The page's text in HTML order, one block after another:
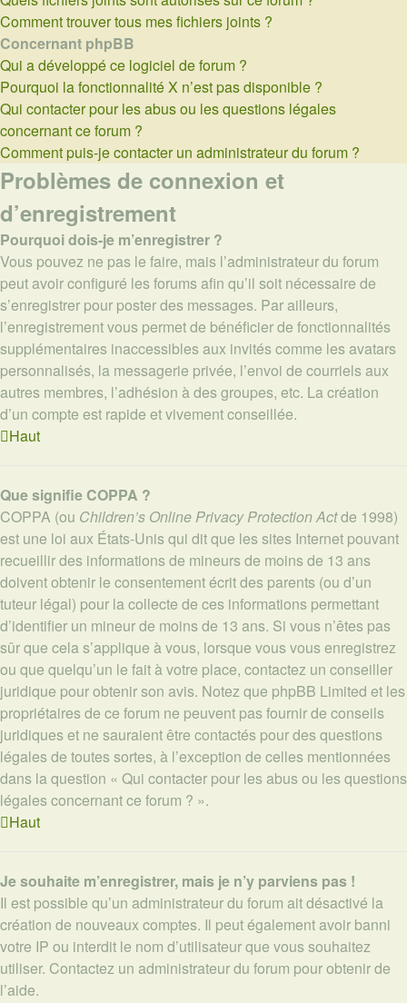
Comment trouver tous mes fichiers joints ?
Concernant phpBB
Qui a développé ce logiciel de forum ?
Pourquoi la fonctionnalité X n’est pas disponible ?
Qui contacter pour les abus ou les questions légales
concernant ce forum ?
Comment puis-je contacter un administrateur du forum ?
Problèmes de connexion et
d’enregistrement
Pourquoi dois-je m’enregistrer ?
Vous pouvez ne pas le faire, mais l’administrateur du forum
peut avoir configuré les forums afin qu’il soit nécessaire de
s’enregistrer pour poster des messages. Par ailleurs,
l’enregistrement vous permet de bénéficier de fonctionnalités
supplémentaires inaccessibles aux invités comme les avatars
personnalisés, la messagerie privée, l’envoi de courriels aux
autres membres, l’adhésion à des groupes, etc. La création
d’un compte est rapide et vivement conseillée.
Haut
Que signifie COPPA ?
COPPA (ou Children’s Online Privacy Protection Actde 1998)
est une loi aux États-Unis qui dit que les sites Internet pouvant
recueillir des informations de mineurs de moins de 13 ans
doivent obtenir le consentement écrit des parents (ou d’un
tuteur légal) pour la collecte de ces informations permettant
d’identifier un mineur de moins de 13 ans. Si vous n’êtes pas
sûr que cela s’applique à vous, lorsque vous vous enregistrez
ou que quelqu’un le fait à votre place, contactez un conseiller
juridique pour obtenir son avis. Notez que phpBB Limited et les
propriétaires de ce forum ne peuvent pas fournir de conseils
juridiques et ne sauraient être contactés pour des questions
légales de toutes sortes, à l’exception de celles mentionnées
dans la question « Qui contacter pour les abus ou les questions
légales concernant ce forum ? ».
Haut
Je souhaite m’enregistrer, mais je n’y parviens pas !
Il est possible qu’un administrateur du forum ait désactivé la
création de nouveaux comptes. Il peut également avoir banni
votre IP ou interdit le nom d’utilisateur que vous souhaitez
utiliser. Contactez un administrateur du forum pour obtenir de
l’aide.